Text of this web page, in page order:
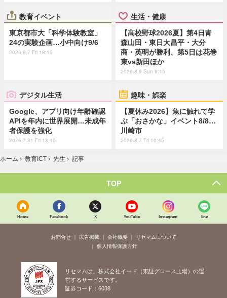
教育イベント
東京都市大「科学体験教室」
24の実験企画…小中向け9/6
2026.8.7 Fri 18:15
生活・健康
【高校野球2026夏】第4日青
森山田・東日大昌平・大分
商・英明が勝利、第5日は花巻
東vs新田ほか
2026.8.9 Sun 9:15
デジタル生活
Google、アプリ向け年齢確認
APIを年内に世界展開…未成年
者保護を強化
2026.7.31 Fri 13:45
趣味・娯楽
【夏休み2026】魚に触れて学
ぶ「おさかな」イベント8/8…
川崎市
2026.8.7 Fri 10:45
ホーム › 教育ICT › 先生 › 記事
TOP
Home Facebook X YouTube Instagram line
お問合せ 広告掲載 会社概要
リセマムについて
個人情報保護方針
リセマムは、株式会社イード（東証グロース上場）の運
営するサービスです。
証券コード：6038